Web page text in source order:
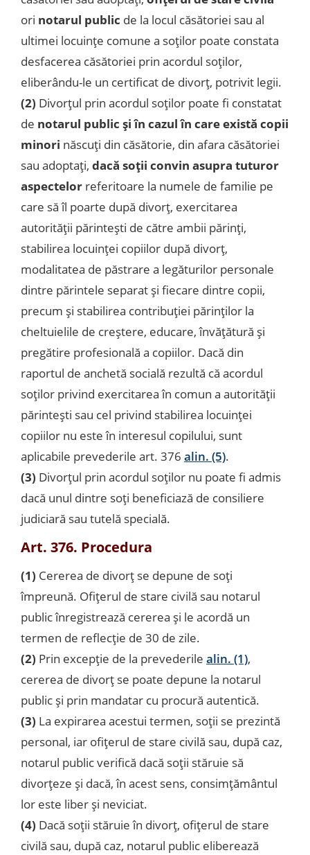
ori notarul public de la locul căsătoriei sau al
ultimei locuinţe comune a soţilor poate constata
desfacerea căsătoriei prin acordul soţilor,
eliberându-le un certificat de divorţ, potrivit legii.
(2) Divorţul prin acordul soţilor poate fi constatat
de notarul public şi în cazul în care există copii
minori născuţi din căsătorie, din afara căsătoriei
sau adoptaţi, dacă soţii convin asupra tuturor
aspectelor referitoare la numele de familie pe
care să îl poarte după divorţ, exercitarea
autorităţii părinteşti de către ambii părinţi,
stabilirea locuinţei copiilor după divorţ,
modalitatea de păstrare a legăturilor personale
dintre părintele separat şi fiecare dintre copii,
precum şi stabilirea contribuţiei părinţilor la
cheltuielile de creştere, educare, învăţătură şi
pregătire profesională a copiilor. Dacă din
raportul de anchetă socială rezultă că acordul
soţilor privind exercitarea în comun a autorităţii
părinteşti sau cel privind stabilirea locuinţei
copiilor nu este în interesul copilului, sunt
aplicabile prevederile art. 376 alin. (5).
(3) Divorţul prin acordul soţilor nu poate fi admis
dacă unul dintre soţi beneficiază de consiliere
judiciară sau tutelă specială.
Art. 376. Procedura
(1) Cererea de divorţ se depune de soţi
împreună. Ofiţerul de stare civilă sau notarul
public înregistrează cererea şi le acordă un
termen de reflecţie de 30 de zile.
(2) Prin excepţie de la prevederile alin. (1),
cererea de divorţ se poate depune la notarul
public şi prin mandatar cu procură autentică.
(3) La expirarea acestui termen, soţii se prezintă
personal, iar ofiţerul de stare civilă sau, după caz,
notarul public verifică dacă soţii stăruie să
divorţeze şi dacă, în acest sens, consimţământul
lor este liber şi neviciat.
(4) Dacă soţii stăruie în divorţ, ofiţerul de stare
civilă sau, după caz, notarul public eliberează